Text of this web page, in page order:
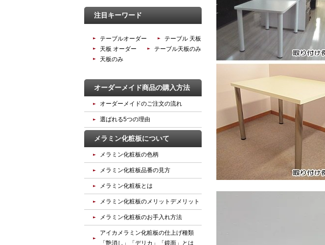
注目キーワード
テーブルオーダー
テーブル 天板
天板 オーダー
テーブル天板のみ
天板のみ
オーダーメイド商品の購入方法
オーダーメイドのご注文の流れ
選ばれる5つの理由
メラミン化粧板について
メラミン化粧板の色柄
メラミン化粧板品番の見方
メラミン化粧板とは
メラミン化粧板のメリットデメリット
メラミン化粧板のお手入れ方法
アイカメラミン化粧板の仕上げ種類
「艶消し」「デリカ」「鏡面」とは